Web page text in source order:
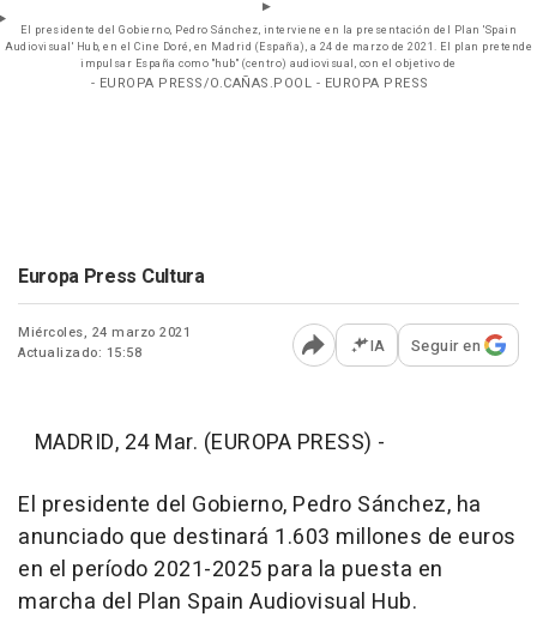
El presidente del Gobierno, Pedro Sánchez, interviene en la presentación del Plan 'Spain
Audiovisual' Hub, en el Cine Doré, en Madrid (España), a 24 de marzo de 2021. El plan pretende
impulsar España como "hub" (centro) audiovisual, con el objetivo de
- EUROPA PRESS/O.CAÑAS.POOL - EUROPA PRESS
Europa Press Cultura
Miércoles, 24 marzo 2021
Actualizado: 15:58
Abrir opciones para
IA Seguir en
MADRID, 24 Mar. (EUROPA PRESS) -
El presidente del Gobierno, Pedro Sánchez, ha
anunciado que destinará 1.603 millones de euros
en el período 2021-2025 para la puesta en
marcha del Plan Spain Audiovisual Hub.